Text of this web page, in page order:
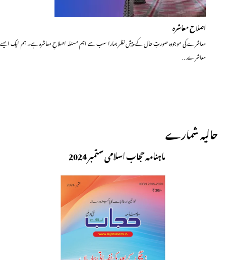
اصلاح معاشرہ
معاشرے کی موجودہ صورتِ حال کے پیشِ نظر ہمارا سب سے اہم مسئلہ اصلاحِ معاشرہ ہے۔ ہم ایک ایسے
معاشرے…
حالیہ شمارے
ماہنامہ حجاب اسلامی ستمبر 2024